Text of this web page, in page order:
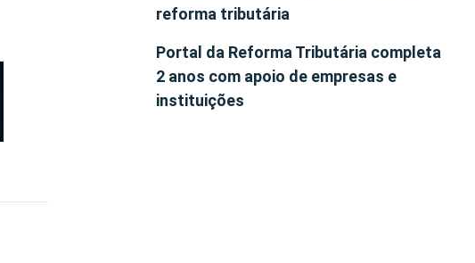
reforma tributária
Portal da Reforma Tributária completa
2 anos com apoio de empresas e
instituições